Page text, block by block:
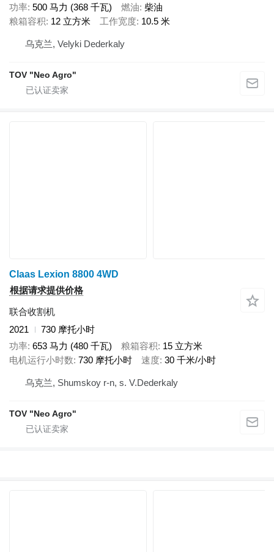
功率 500 马力 (368 千瓦) 燃油 柴油
粮箱容积 12 立方米 工作宽度 10.5 米
乌克兰, Velyki Dederkaly
TOV "Neo Agro"
Claas Lexion 8800 4WD
根据请求提供价格
联合收割机
2021
730 摩托小时
功率 653 马力 (480 千瓦) 粮箱容积 15 立方米
电机运行小时数 730 摩托小时 速度 30 千米/小时
乌克兰, Shumskoy r-n, s. V.Dederkaly
TOV "Neo Agro"